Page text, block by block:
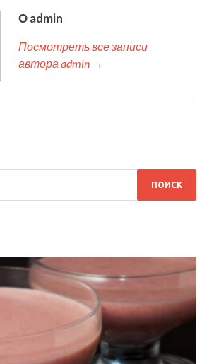
О admin
Посмотреть все записи
автора admin →